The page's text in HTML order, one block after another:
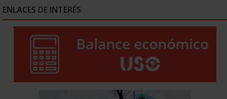
ENLACES DE INTERÉS